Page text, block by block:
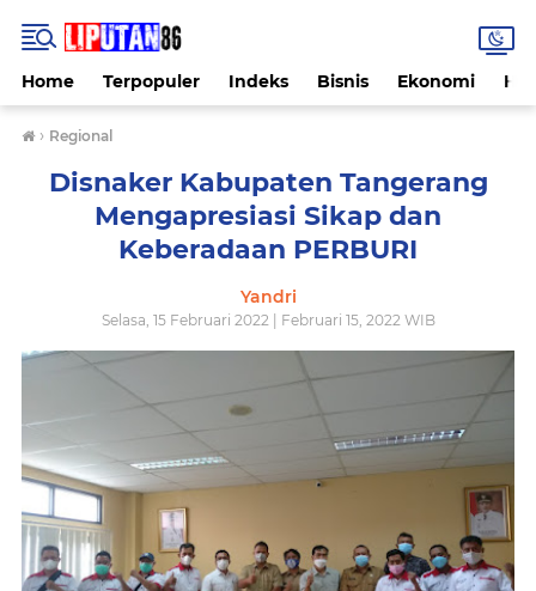
Home Terpopuler Indeks Bisnis Ekonomi
› Regional
Disnaker Kabupaten Tangerang
Mengapresiasi Sikap dan
Keberadaan PERBURI
Yandri
Selasa, 15 Februari 2022 | Februari 15, 2022 WIB